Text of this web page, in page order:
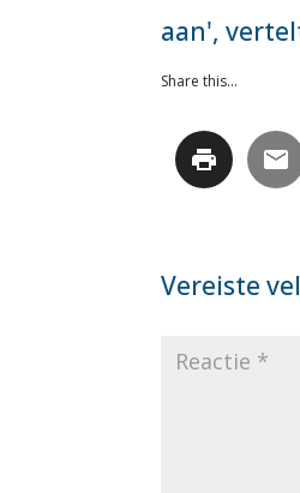
aan',
Share this...
Vereiste